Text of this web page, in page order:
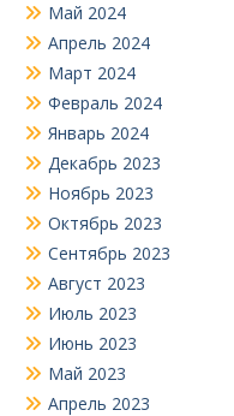
Май 2024
Апрель 2024
Март 2024
Февраль 2024
Январь 2024
Декабрь 2023
Ноябрь 2023
Октябрь 2023
Сентябрь 2023
Август 2023
Июль 2023
Июнь 2023
Май 2023
Апрель 2023